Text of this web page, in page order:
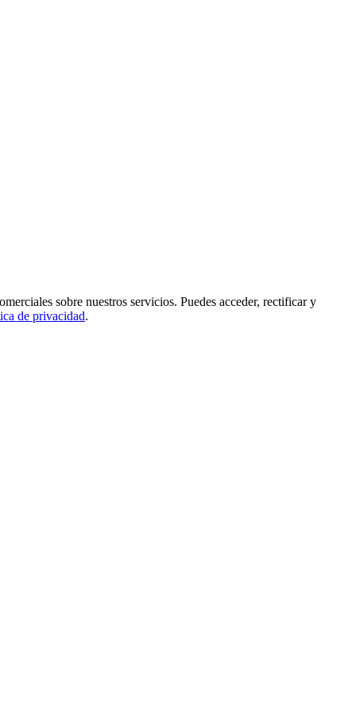
sobre nuestros servicios. Puedes acceder, rectificar y
de privacidad.